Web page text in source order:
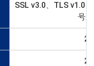
SSL v3.0、TLS v1.0
号